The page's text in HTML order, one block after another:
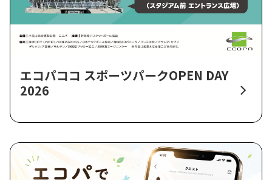
エコパココ スポーツパークOPEN DAY
2026